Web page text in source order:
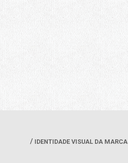
IDENTIDADE VISUAL DA MARCA